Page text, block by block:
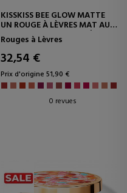
KISSKISS BEE GLOW MATTE
UN ROUGE À LÈVRES MAT AU
MIEL QUI NE SE TRANSFÈRE
PAS.
Rouges à Lèvres
32,54 €
Prix d'origine 51,90 €
0 revues